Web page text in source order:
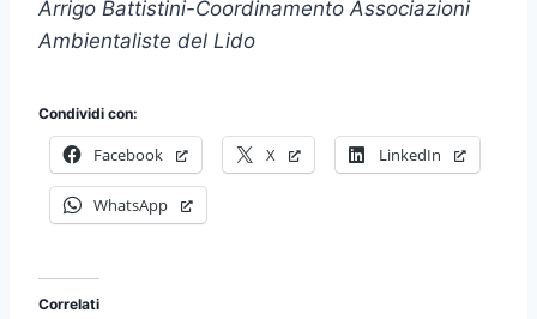
Arrigo Battistini-Coordinamento Associazioni
Ambientaliste del Lido
Condividi con:
Facebook X LinkedIn
WhatsApp
Correlati